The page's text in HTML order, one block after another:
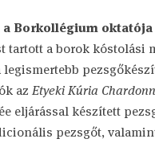
Borkollégium oktatója
tartott a borok kóstolási
az Etyeki Kúria
eljárással készített
pezsgőt,